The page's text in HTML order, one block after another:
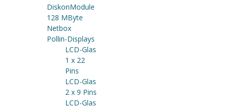
DiskonModule
128 MByte
Netbox
Pollin-Displays
LCD-Glas
1 x 22
Pins
LCD-Glas
2 x 9 Pins
LCD-Glas